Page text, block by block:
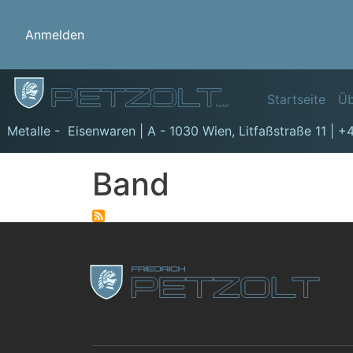
Benutzermenü
Anmelden
GmbH Startseite
Metalle - Eisenwaren | A - 1030 Wien, Litfaßstraße 11
Band